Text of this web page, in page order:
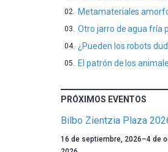
Metamateriales
Otro jarro de agua fría
¿Pueden los robots
El patrón de los
PRÓXIMOS EVENTOS
Bilbo Zientzia Plaza
Un
16 de septiembre, 2026–4 de